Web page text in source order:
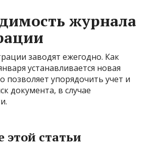
журнала
заводят ежегодно. Как
устанавливается новая
позволяет упорядочить учет и
документа, в случае
этой статьи